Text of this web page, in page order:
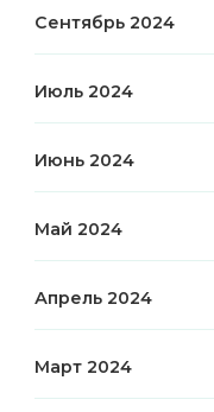
Сентябрь 2024
Июль 2024
Июнь 2024
Май 2024
Апрель 2024
Март 2024